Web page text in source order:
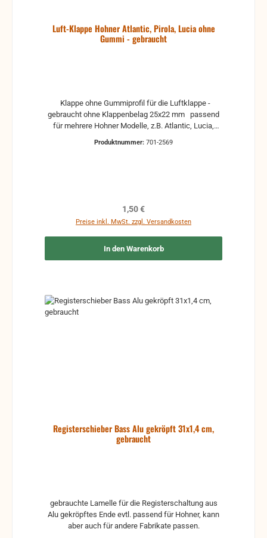
Luft-Klappe Hohner Atlantic, Pirola, Lucia ohne
Gummi - gebraucht
gebraucht ohne Klappenbelag 25x22 mm passend
für mehrere Hohner Modelle, z.B. Atlantic, Lucia,
nicht mehr gewährleistet werden und die Produkte
Produktnummer: 701-2569
Regulärer Preis:
1,50 €
Preise inkl. MwSt. zzgl. Versandkosten
In den Warenkorb
Registerschieber Bass Alu gekröpft 31x1,4 cm,
gebraucht
gebrauchte Lamelle für die Registerschaltung aus
Alu gekröpftes Ende evtl. passend für Hohner, kann
aber auch für andere Fabrikate passen.